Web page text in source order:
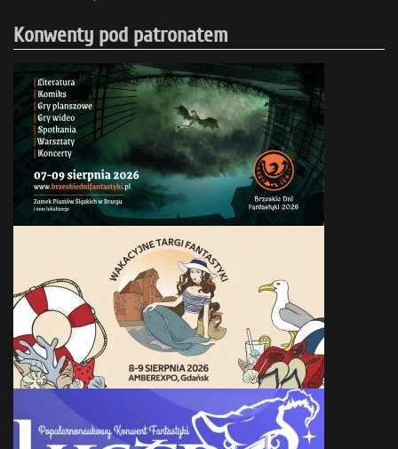
Konwenty pod patronatem